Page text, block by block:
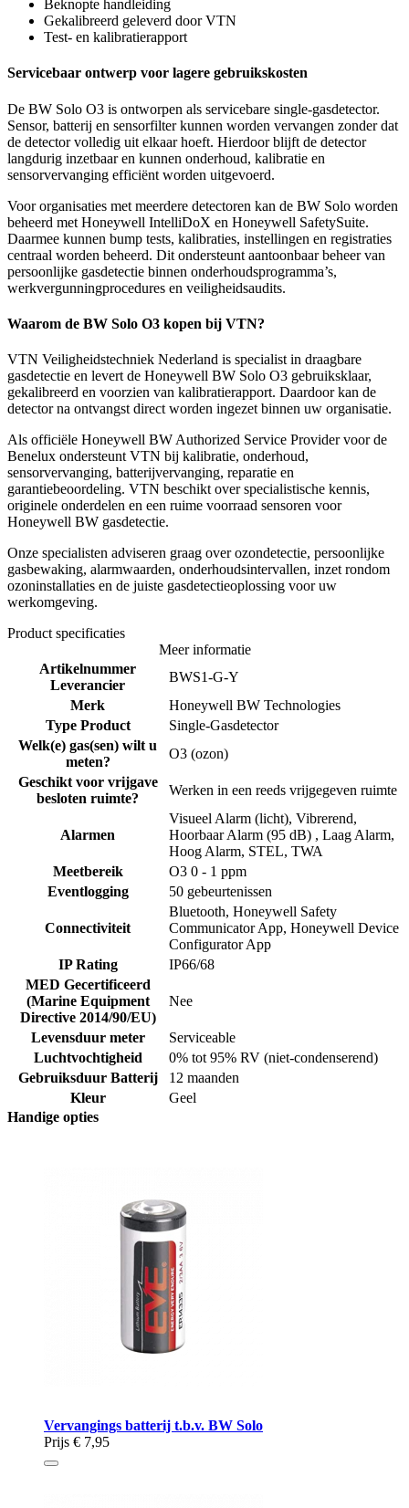
Beknopte handleiding
Gekalibreerd geleverd door VTN
Test- en kalibratierapport
Servicebaar ontwerp voor lagere gebruikskosten
De BW Solo O3 is ontworpen als servicebare single-gasdetector.
Sensor, batterij en sensorfilter kunnen worden vervangen zonder dat
de detector volledig uit elkaar hoeft. Hierdoor blijft de detector
langdurig inzetbaar en kunnen onderhoud, kalibratie en
sensorvervanging efficiënt worden uitgevoerd.
Voor organisaties met meerdere detectoren kan de BW Solo worden
beheerd met Honeywell IntelliDoX en Honeywell SafetySuite.
Daarmee kunnen bump tests, kalibraties, instellingen en registraties
centraal worden beheerd. Dit ondersteunt aantoonbaar beheer van
persoonlijke gasdetectie binnen onderhoudsprogramma’s,
werkvergunningprocedures en veiligheidsaudits.
Waarom de BW Solo O3 kopen bij VTN?
VTN Veiligheidstechniek Nederland is specialist in draagbare
gasdetectie en levert de Honeywell BW Solo O3 gebruiksklaar,
gekalibreerd en voorzien van kalibratierapport. Daardoor kan de
detector na ontvangst direct worden ingezet binnen uw organisatie.
Als officiële Honeywell BW Authorized Service Provider voor de
Benelux ondersteunt VTN bij kalibratie, onderhoud,
sensorvervanging, batterijvervanging, reparatie en
garantiebeoordeling. VTN beschikt over specialistische kennis,
originele onderdelen en een ruime voorraad sensoren voor
Honeywell BW gasdetectie.
Onze specialisten adviseren graag over ozondetectie, persoonlijke
gasbewaking, alarmwaarden, onderhoudsintervallen, inzet rondom
ozoninstallaties en de juiste gasdetectieoplossing voor uw
werkomgeving.
Product specificaties
Meer informatie
Artikelnummer
Leverancier
BWS1-G-Y
Merk
Honeywell BW Technologies
Type Product
Single-Gasdetector
Welk(e) gas(sen) wilt u
meten?
O3 (ozon)
Geschikt voor vrijgave
besloten ruimte?
Werken in een reeds vrijgegeven ruimte
Alarmen
Visueel Alarm (licht), Vibrerend,
Hoorbaar Alarm (95 dB) , Laag Alarm,
Hoog Alarm, STEL, TWA
Meetbereik
O3 0 - 1 ppm
Eventlogging
50 gebeurtenissen
Connectiviteit
Bluetooth, Honeywell Safety
Communicator App, Honeywell Device
Configurator App
IP Rating
IP66/68
MED Gecertificeerd
(Marine Equipment
Directive 2014/90/EU)
Nee
Levensduur meter
Serviceable
Luchtvochtigheid
0% tot 95% RV (niet-condenserend)
Gebruiksduur Batterij
12 maanden
Kleur
Geel
Handige opties
Vervangings batterij t.b.v. BW Solo
Prijs € 7,95